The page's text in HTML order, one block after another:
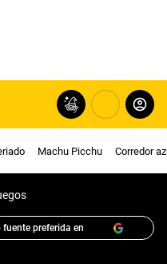
Machu Picchu Corredor
preferida en